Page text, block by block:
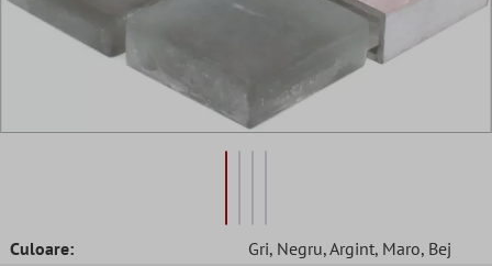
Culoare: Gri, Negru, Argint, Maro, Bej